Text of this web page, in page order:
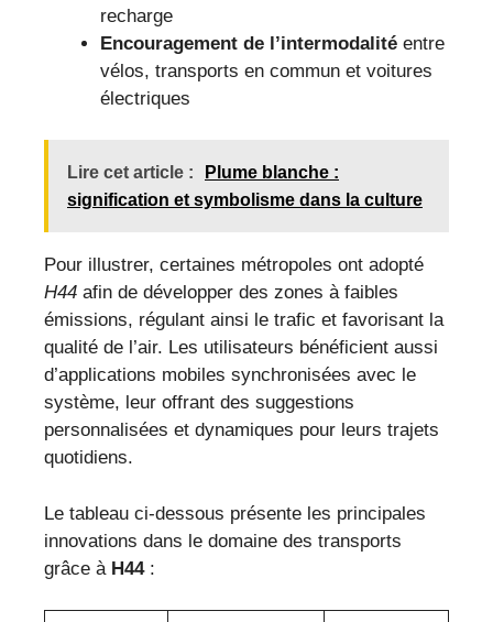
recharge
Encouragement de l’intermodalité entre
vélos, transports en commun et voitures
électriques
Lire cet article :
Plume blanche :
signification et symbolisme dans la culture
Pour illustrer, certaines métropoles ont adopté
H44 afin de développer des zones à faibles
émissions, régulant ainsi le trafic et favorisant la
qualité de l’air. Les utilisateurs bénéficient aussi
d’applications mobiles synchronisées avec le
système, leur offrant des suggestions
personnalisées et dynamiques pour leurs trajets
quotidiens.
Le tableau ci-dessous présente les principales
innovations dans le domaine des transports
grâce à H44: